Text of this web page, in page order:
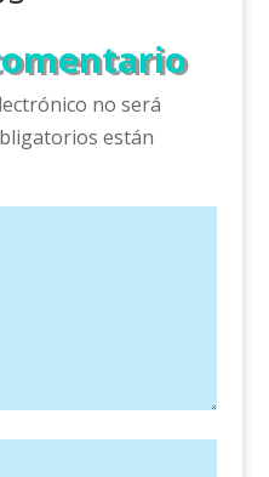
no será
están